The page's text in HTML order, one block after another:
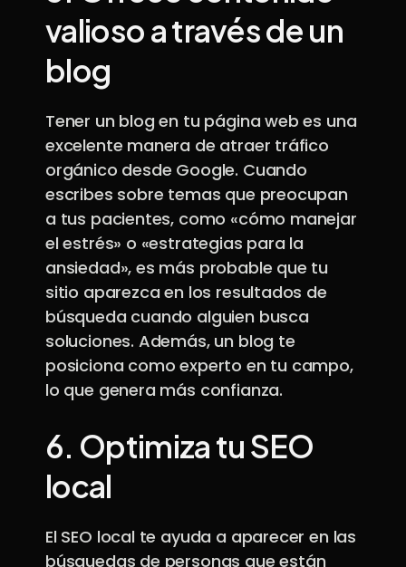
valioso a través de un
blog
Tener un blog en tu página web es una
excelente manera de atraer tráfico
orgánico desde Google. Cuando
escribes sobre temas que preocupan
a tus pacientes, como «cómo manejar
el estrés» o «estrategias para la
ansiedad», es más probable que tu
sitio aparezca en los resultados de
búsqueda cuando alguien busca
soluciones. Además, un blog te
posiciona como experto en tu campo,
lo que genera más confianza.
6. Optimiza tu SEO
local
El SEO local te ayuda a aparecer en las
búsquedas de personas que están